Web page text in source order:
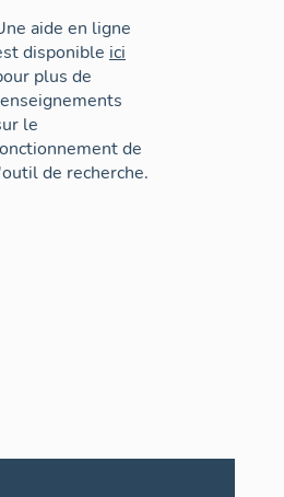
aide en ligne
disponible ici
plus de
le
de
de recherche.